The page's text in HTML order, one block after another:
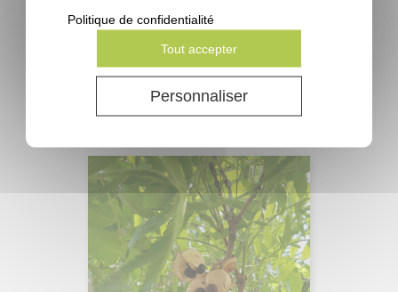
Tout accepter
Personnaliser
Politique de confidentialité
Robinia pseudoacacia pusztavacs
Prix
0,182 €